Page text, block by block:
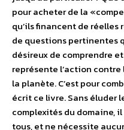
pour acheter de la
qu’ils financent de réelles
de questions pertinentes
désireux de comprendre
représente l’action
la planète. C’est pour
écrit ce livre. Sans éluder
complexités du domaine,
tous, et ne nécessite